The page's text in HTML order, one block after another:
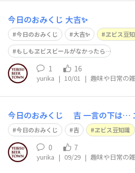
今日のおみくじ 大吉✨️
今日のおみくじ 大吉✨️
ヱビス豆
もしもヱビスビールがなかったら…
1 16
yurika | 10/01 | 趣味や日常の
今日のおみくじ 吉 一
今日のおみくじ 吉 ヱビス豆知識
0 7
yurika | 09/29 | 趣味や日常の